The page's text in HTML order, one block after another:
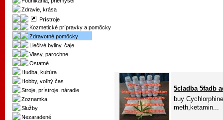
Zdravie, krása
Prístroje
Kozmetické prípravky a pomôcky
Zdravotné pomôcky
Liečivé byliny, čaje
Vlasy, parochne
Ostatné
Hudba, kultúra
Hobby, voľný čas
Stroje, prístroje, náradie
Zoznamka
Služby
Nezaradené
5cladba 5fadb
buy
meth,ketamin...